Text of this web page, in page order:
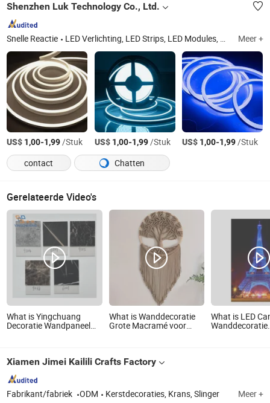
Shenzhen Luk Technology Co., Ltd.
Snelle Reactie LED Verlichting, LED Strips, LED Modules, Neon Strip, Buitverlichting Meer +
US$ 1,00-1,99/Stuk US$ 1,00-1,99/Stuk US$ 1,00-1,99/Stuk
contact
Chatten
Gerelateerde Video's
What is Yingchuang
Decoratie Wandpaneel
What is Wanddecoratie
Grote Macramé voor
What is LED
Wanddecoratie
Xiamen Jimei Kailili Crafts Factory
Fabrikant/fabriek ODM Kerstdecoraties, Krans, Slinger Meer +